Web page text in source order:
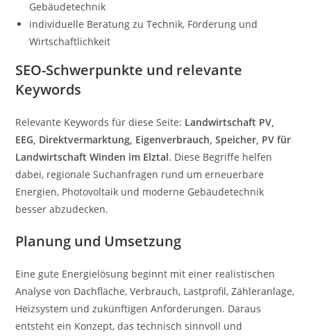
Gebäudetechnik
individuelle Beratung zu Technik, Förderung und
Wirtschaftlichkeit
SEO-Schwerpunkte und relevante
Keywords
Relevante Keywords für diese Seite: Landwirtschaft PV,
EEG, Direktvermarktung, Eigenverbrauch, Speicher, PV für
Landwirtschaft Winden im Elztal. Diese Begriffe helfen
dabei, regionale Suchanfragen rund um erneuerbare
Energien, Photovoltaik und moderne Gebäudetechnik
besser abzudecken.
Planung und Umsetzung
Eine gute Energielösung beginnt mit einer realistischen
Analyse von Dachfläche, Verbrauch, Lastprofil, Zähleranlage,
Heizsystem und zukünftigen Anforderungen. Daraus
entsteht ein Konzept, das technisch sinnvoll und